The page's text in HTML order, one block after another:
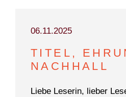
O+W
ABONNEMENT
E-PAPER
06.11.2025
TITEL,
NACHHALL
Liebe Leserin, lieber